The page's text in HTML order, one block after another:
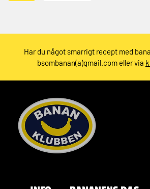
Har du något smarrigt recept med
bsombanan(a)gmail.com eller via